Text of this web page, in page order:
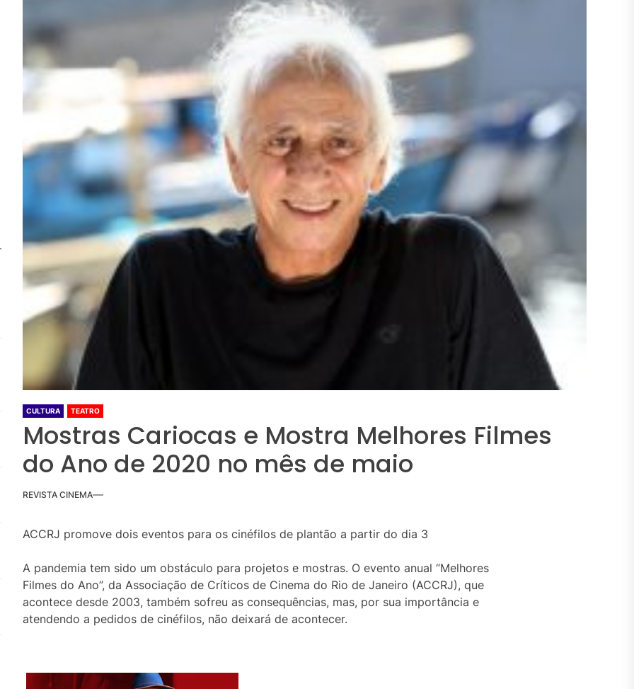
CULTURA TEATRO
Mostras Cariocas e Mostra Melhores Filmes
do Ano de 2020 no mês de maio
REVISTA CINEMA
ACCRJ promove dois eventos para os cinéfilos de plantão a partir do dia 3
A pandemia tem sido um obstáculo para projetos e mostras. O evento anual “Melhores
Filmes do Ano”, da Associação de Críticos de Cinema do Rio de Janeiro (ACCRJ), que
acontece desde 2003, também sofreu as consequências, mas, por sua importância e
atendendo a pedidos de cinéfilos, não deixará de acontecer.